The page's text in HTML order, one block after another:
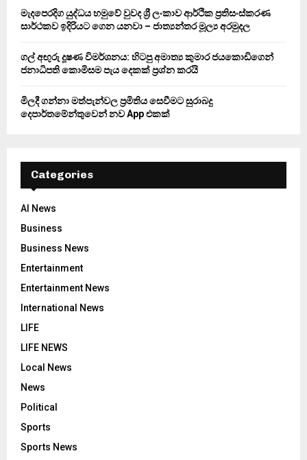
මැදපෙරදිග යුද්ධය හමුවේ වුවද ශ්‍රී ලංකාව ආර්ථික ප්‍රතිසංස්කරණ
සාර්ථකව ඉදිරියට ගෙන යනවා – ජාත්‍යන්තර මූල්‍ය අරමුදල
ගල් අඟුරු දූෂණ විමර්ශනය: හිටපු අමාත්‍ය කුමාර ජයකොඩිගෙන්
ජනාධිපති කොමිසම පැය දෙකක් ප්‍රශ්න කරයි
මිලදී ගන්නා මත්පැන්වල ප්‍රමිතිය සෙවීමට සුරාබදු
දෙපාර්තමේන්තුවෙන් නව App එකක්
Categories
AI News
Business
Business News
Entertainment
Entertainment News
International News
LIFE
LIFE NEWS
Local News
News
Political
Sports
Sports News